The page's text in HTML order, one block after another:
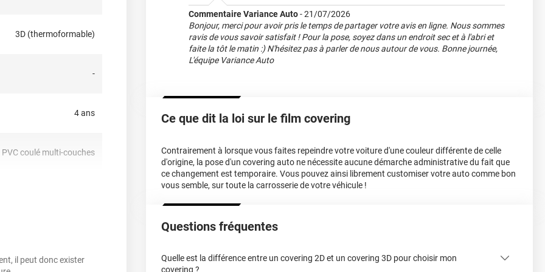
3D (thermoformable)
-
4 ans
PVC coulé multi-couches
il peut donc exister
Commentaire Variance Auto-21/07/2026
Bonjour, merci pour avoir pris le temps de partager votre avis en ligne. Nous sommes
ravis de vous savoir satisfait ! Pour la pose, soyez dans un endroit sec et à l'abri et
faite la tôt le matin :) N'hésitez pas à parler de nous autour de vous. Bonne journée,
L'équipe Variance Auto
Ce que dit la loi sur le film covering
Contrairement à lorsque vous faites repeindre votre voiture d'une couleur différente de celle
d'origine, la pose d'un covering auto ne nécessite aucune démarche administrative du fait que
ce changement est temporaire. Vous pouvez ainsi librement customiser votre auto comme bon
vous semble, sur toute la carrosserie de votre véhicule !
Questions fréquentes
Quelle est la différence entre un covering 2D et un covering 3D pour choisir mon
covering ?